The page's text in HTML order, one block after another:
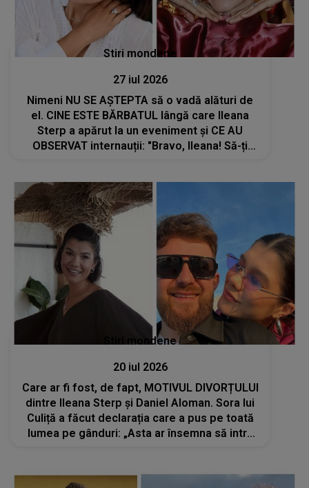
Stiri mondene
27 iul 2026
Nimeni NU SE AȘTEPTA să o vadă alături de
el. CINE ESTE BĂRBATUL lângă care Ileana
Sterp a apărut la un eveniment și CE AU
OBSERVAT internauții: "Bravo, Ileana! Să-ți
Stiri mondene
20 iul 2026
Care ar fi fost, de fapt, MOTIVUL DIVORȚULUI
dintre Ileana Sterp și Daniel Aloman. Sora lui
Culiță a făcut declarația care a pus pe toată
lumea pe gânduri: „Asta ar însemna să intru